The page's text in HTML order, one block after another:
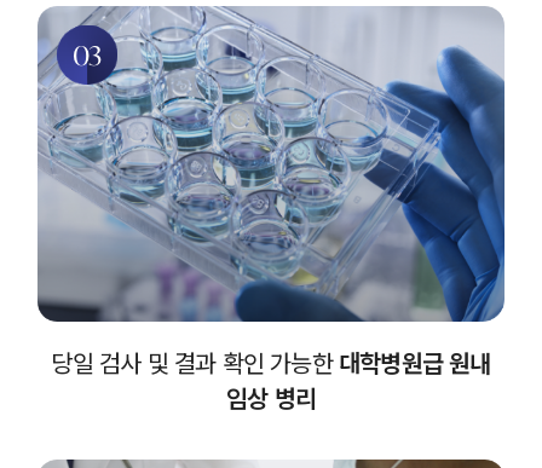
03
당일 검사 및 결과 확인 가능한대학병원급 원내
임상 병리